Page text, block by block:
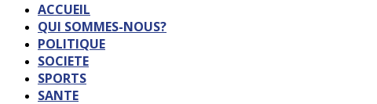
ACCUEIL
QUI SOMMES-NOUS?
POLITIQUE
SOCIETE
SPORTS
SANTE